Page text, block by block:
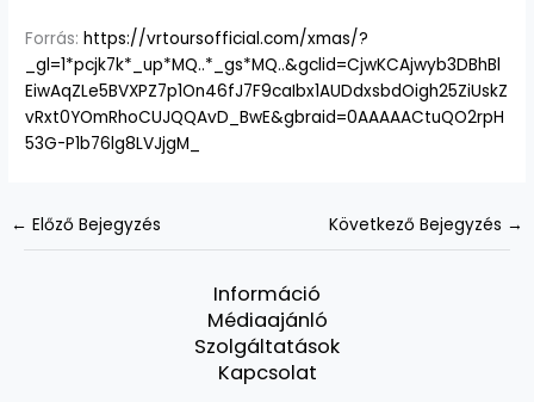
Forrás:https://vrtoursofficial.com/xmas/?
_gl=1*pcjk7k*_up*MQ..*_gs*MQ..&gclid=CjwKCAjwyb3DBhBl
EiwAqZLe5BVXPZ7p1On46fJ7F9caIbx1AUDdxsbdOigh25ZiUskZ
vRxt0YOmRhoCUJQQAvD_BwE&gbraid=0AAAAACtuQO2rpH
53G-P1b76lg8LVJjgM_
← Előző Bejegyzés Következő Bejegyzés →
Információ
Médiaajánló
Szolgáltatások
Kapcsolat